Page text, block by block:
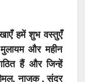
हमें शुभ वस्तुएँ
और महीन
हैं और जिन्हें
नाजुक , सुंदर